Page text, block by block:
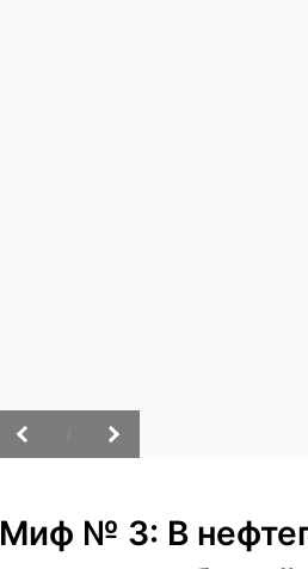
Миф № 3: В